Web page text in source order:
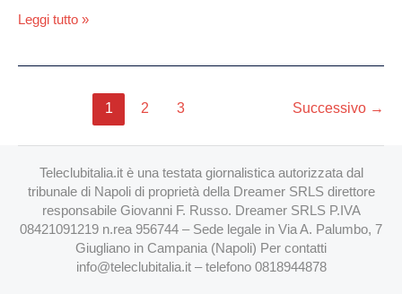
Leggi tutto »
1 2 3 Successivo →
Teleclubitalia.it è una testata giornalistica autorizzata dal
tribunale di Napoli di proprietà della Dreamer SRLS direttore
responsabile Giovanni F. Russo. Dreamer SRLS P.IVA
08421091219 n.rea 956744 – Sede legale in Via A. Palumbo, 7
Giugliano in Campania (Napoli) Per contatti
info@teleclubitalia.it– telefono 0818944878